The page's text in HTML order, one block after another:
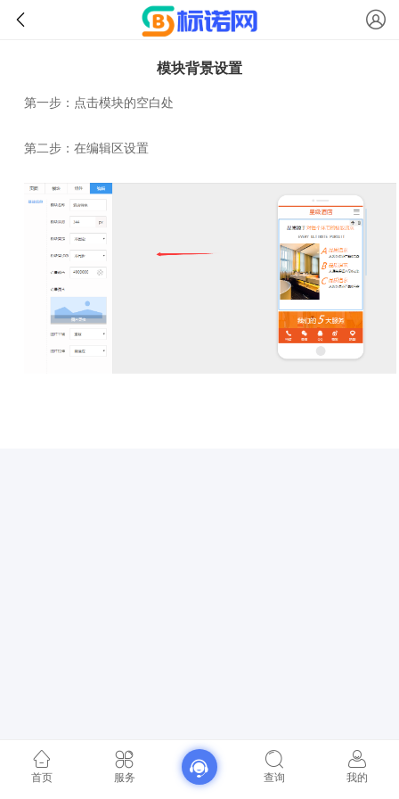
模块背景设置
第一步：点击模块的空白处
第二步：在编辑区设置
首页 服务 查询 我的